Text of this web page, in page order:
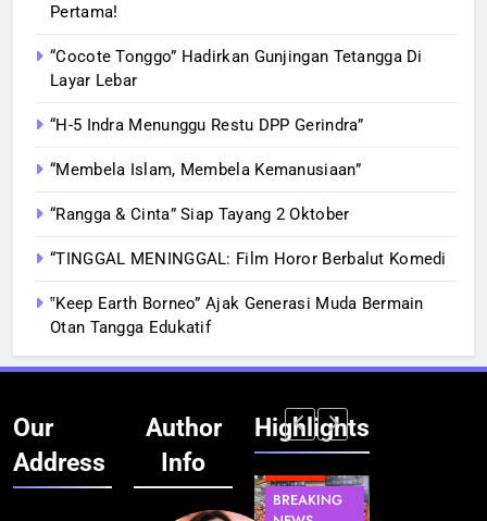
Pertama!
“Cocote Tonggo” Hadirkan Gunjingan Tetangga Di
Layar Lebar
“H-5 Indra Menunggu Restu DPP Gerindra”
“Membela Islam, Membela Kemanusiaan”
“Rangga & Cinta” Siap Tayang 2 Oktober
“TINGGAL MENINGGAL: Film Horor Berbalut Komedi
‟Keep Earth Borneo” Ajak Generasi Muda Bermain
Otan Tangga Edukatif
Our
Address
Author
Info
Highlights
BERITA
INFRASTRUKTUR
BREAKING